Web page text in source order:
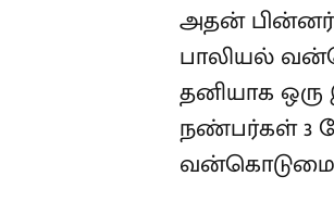
அதன்
பாலியல்
தனியாக
நண்பர்கள் 3
வன்கொடுமை